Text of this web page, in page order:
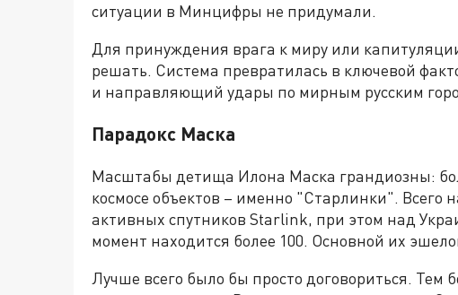
ситуации в Минцифры не придумали.
Для принуждения врага к миру или
решать. Система превратилась в ключевой
и направляющий удары по мирным русским
Парадокс Маска
Масштабы детища Илона Маска грандиозны:
космосе объектов – именно "Старлинки". Всего
активных спутников Starlink, при этом над
момент находится более 100. Основной их
Лучше всего было бы просто договориться. Тем